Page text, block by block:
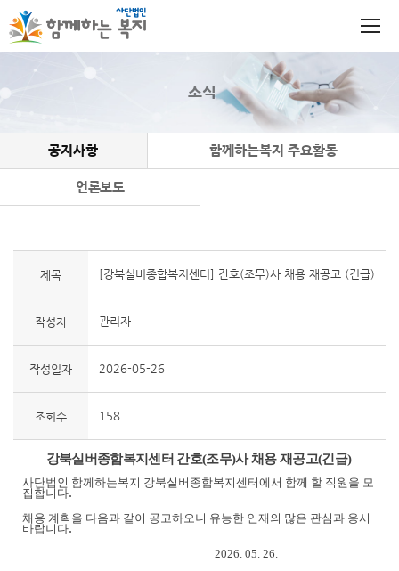
소식
공지사항 함께하는복지 주요활동
언론보도
제목 [강북실버종합복지센터] 간호(조무)사 채용 재공고 (긴급)
작성자 관리자
작성일자 2026-05-26
조회수 158
강북실버종합복지센터 간호(조무)사 채용재공고(긴급)
사단법인 함께하는복지 강북실버종합복지센터에서 함께 할 직원을 모
집합니다.
채용 계획을 다음과 같이 공고하오니 유능한 인재의 많은 관심과 응시
바랍니다.
2026. 05. 26.